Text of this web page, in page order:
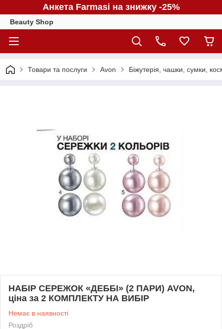
Анкета Farmasi на знижку -25%
Beauty Shop
Товари та послуги Avon Біжутерія, чашки, сумки,
НАБІР СЕРЕЖОК «ДЕББІ» (2 ПАРИ) AVON,
ціна за 2 КОМПЛЕКТУ НА ВИБІР
Немає в наявності
Роздріб